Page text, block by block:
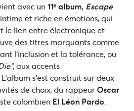
avec un11ᵉ album, Escape
et riche en émotions, qui
le lien entre électronique et
des titres marquants comme
l’inclusion et la tolérance, ou
, aux accents
s’est construit sur deux
de choix, du rappeur Oscar
colombien El Léon Pardo